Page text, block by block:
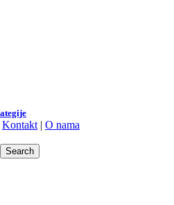
Kontakt | O nama
Search